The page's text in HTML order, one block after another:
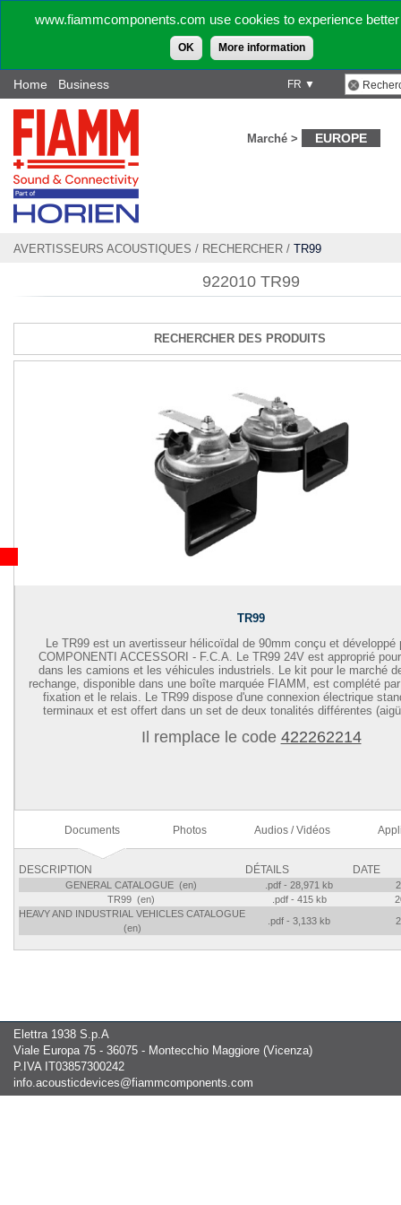
www.fiammcomponents.com use cookies to experience
OK More information
FR ▼
Home Business
Marché > EUROPE
AVERTISSEURS ACOUSTIQUES / RECHERCHER / TR99
922010 TR99
RECHERCHER DES PRODUITS
TR99
Le TR99 est un avertisseur hélicoïdal de 90mm conçu et développé
COMPONENTI ACCESSORI - F.C.A.
Le TR99 24V est approprié
dans les camions et les véhicules industriels. Le kit pour le marché
rechange, disponible dans une boîte marquée FIAMM, est complété
fixation et le relais. Le TR99 dispose d'une connexion électrique
terminaux et est offert dans un set de deux tonalités différentes
Il remplace le code 422262214
Documents Photos Audios / Vidéos
DESCRIPTION DÉTAILS DATE
GENERAL CATALOGUE (en) .pdf - 28,971 kb
TR99 (en)
.pdf - 415 kb
HEAVY AND INDUSTRIAL VEHICLES CATALOGUE
(en)
.pdf - 3,133 kb
Elettra 1938 S.p.A
Viale Europa 75 - 36075 - Montecchio Maggiore (Vicenza)
P.IVA IT03857300242
info.acousticdevices@fiammcomponents.com